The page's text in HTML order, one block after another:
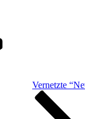
Vernetzte